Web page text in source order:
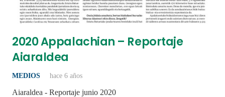
2020 Appalachian – Reportaje
Aiaraldea
MEDIOS hace 6 años
Aiaraldea - Reportaje junio 2020